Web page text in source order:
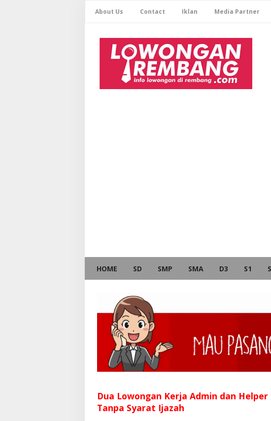
About Us Contact Iklan Media Partner
HOME SD SMP SMA D3 S1
Dua Lowongan Kerja Admin dan
Tanpa Syarat Ijazah